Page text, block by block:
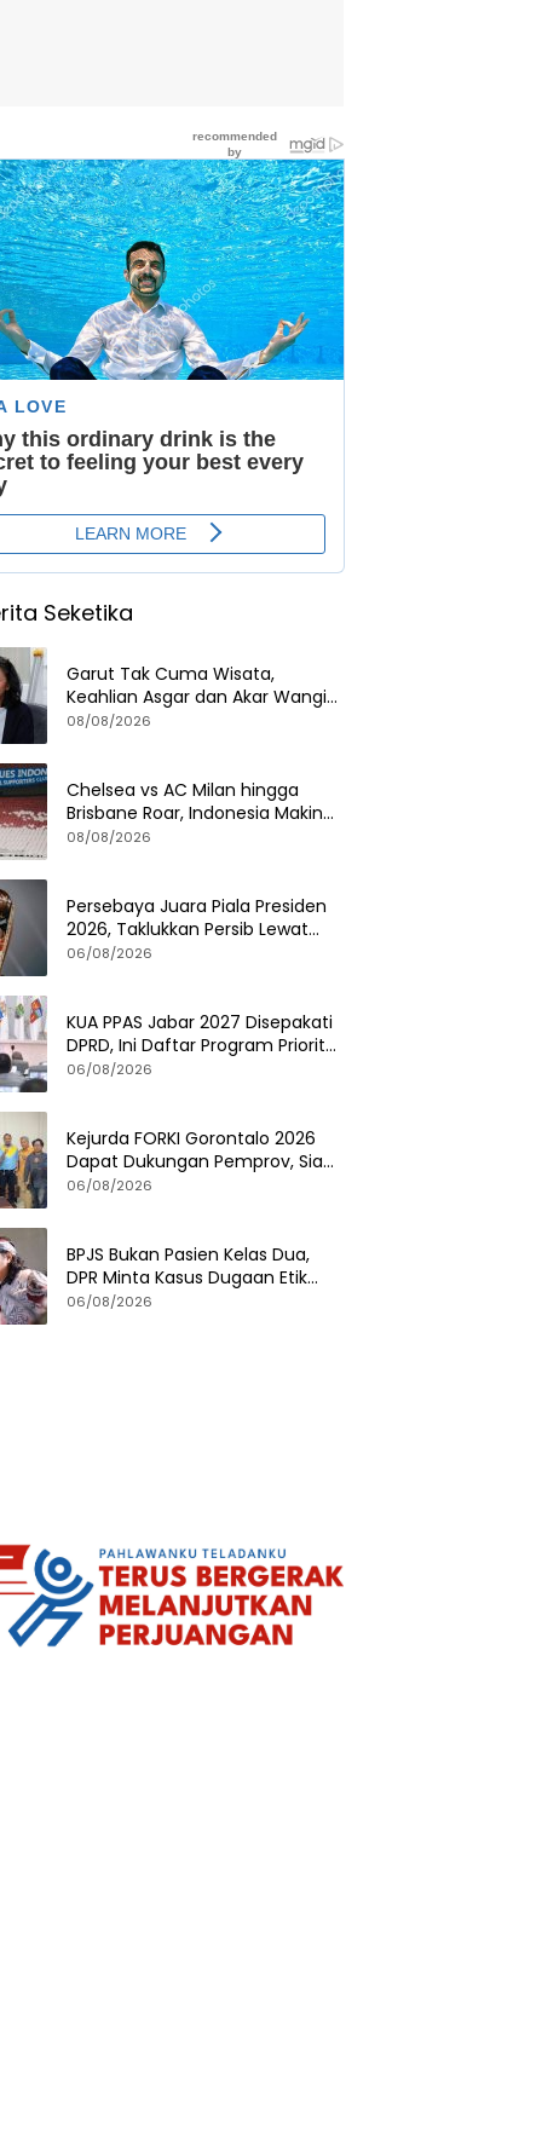
Seketika
Garut Tak Cuma Wisata,
Keahlian Asgar dan Akar Wangi
Jadi Modal Diplomasi
08/08/2026
Chelsea vs AC Milan hingga
Brisbane Roar, Indonesia Makin
Dilirik Klub Internasional
08/08/2026
Persebaya Juara Piala Presiden
2026, Taklukkan Persib Lewat
Adu Penalti Dramatis
06/08/2026
KUA PPAS Jabar 2027 Disepakati
DPRD, Ini Daftar Program Prioritas
Pemerintah Provinsi
06/08/2026
Kejurda FORKI Gorontalo 2026
Dapat Dukungan Pemprov, Siap
Cetak Atlet Karate Berprestasi
06/08/2026
BPJS Bukan Pasien Kelas Dua,
DPR Minta Kasus Dugaan Etik
Tenaga Kesehatan Diusut
06/08/2026